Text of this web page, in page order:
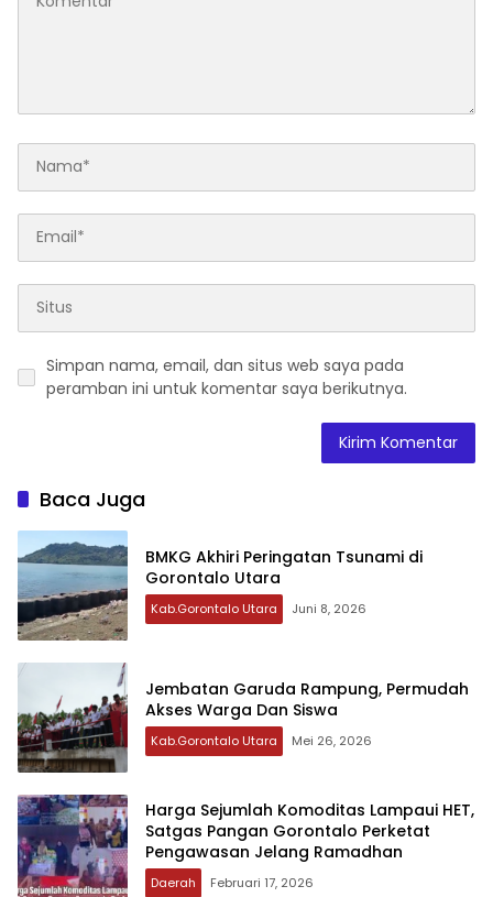
Simpan nama, email, dan situs web saya pada
peramban ini untuk komentar saya berikutnya.
Baca Juga
BMKG Akhiri Peringatan Tsunami di
Gorontalo Utara
Kab.Gorontalo Utara Juni 8, 2026
Jembatan Garuda Rampung, Permudah
Akses Warga Dan Siswa
Kab.Gorontalo Utara Mei 26, 2026
‎Harga Sejumlah Komoditas Lampaui HET,
Satgas Pangan Gorontalo Perketat
Pengawasan Jelang Ramadhan‎‎
Daerah Februari 17, 2026